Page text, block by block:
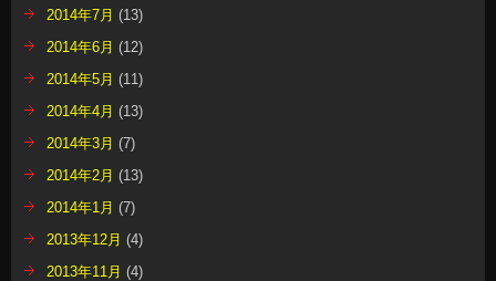
2014年7月 (13)
2014年6月 (12)
2014年5月 (11)
2014年4月 (13)
2014年3月 (7)
2014年2月 (13)
2014年1月 (7)
2013年12月 (4)
2013年11月 (4)